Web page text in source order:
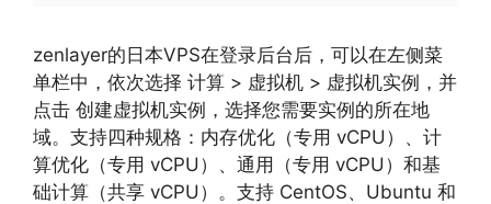
zenlayer的日本VPS在登录后台后，可以在左侧菜
单栏中，依次选择 计算 > 虚拟机 > 虚拟机实例，并
点击 创建虚拟机实例，选择您需要实例的所在地
域。支持四种规格：内存优化（专用 vCPU）、计
算优化（专用 vCPU）、通用（专用 vCPU）和基
础计算（共享 vCPU）。支持 CentOS、Ubuntu 和